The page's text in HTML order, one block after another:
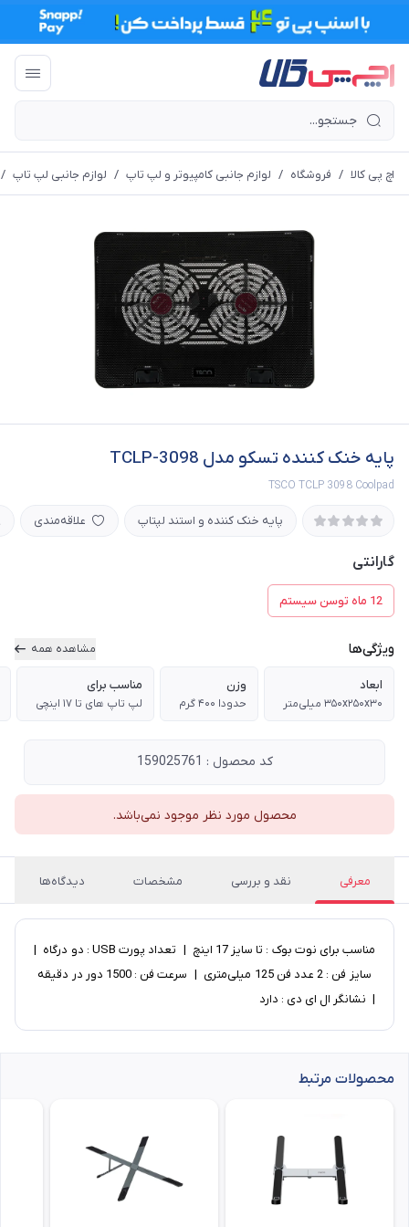
اچ پی کالا / فروشگاه / لوازم جانبی کامپیوتر و لپ تاپ / لوازم جانبی لپ تاپ /
پایه خنک کننده تسکو مدل TCLP-3098
TSCO TCLP 3098 Coolpad
پایه خنک کننده و استند لپتاپ علاقه‌مندی
گارانتی
12 ماه توسن سیستم
ویژگی‌ها مشاهده همه
ابعاد
۳۵۰x۲۵۰x۳۰ میلی‌متر
وزن
حدودا ۴۰۰ گرم
مناسب برای
لپ تاپ های تا ۱۷ اینچی
کد محصول : 159025761
محصول مورد نظر موجود نمی‌باشد.
معرفی نقد و بررسی مشخصات دیدگاه‌ها
مناسب برای نوت بوک : تا سایز 17 اینچ | تعداد پورت USB : دو درگاه |
سایز فن : 2 عدد فن 125 میلی‌متری | سرعت فن : 1500 دور در دقیقه
| نشانگر ال ای دی : دارد
محصولات مرتبط